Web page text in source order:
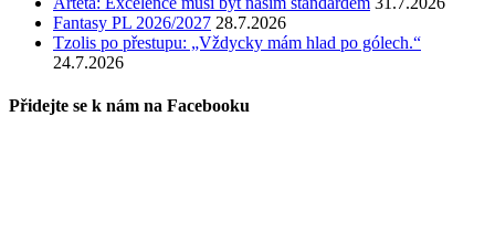
Fantasy PL 2026/2027 28.7.2026
Tzolis po přestupu: „Vždycky mám hlad po gólech.“
24.7.2026
Přidejte se k nám na Facebooku